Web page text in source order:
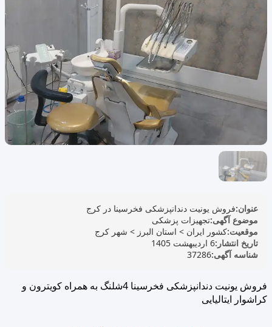
عنوان:فروش یونیت دندانپزشکی فخرسینا در کرج
موضوع آگهی:تجهیزات پزشکی
موقعیت:کشور ایران > استان البرز > شهر کرج
تاریخ انتشار:6 اردیبهشت 1405
شناسه آگهی:37286
فروش یونیت دندانپزشکی فخرسینا 4شلنگ به همراه کویترون و
کراشوار ایتالیایی